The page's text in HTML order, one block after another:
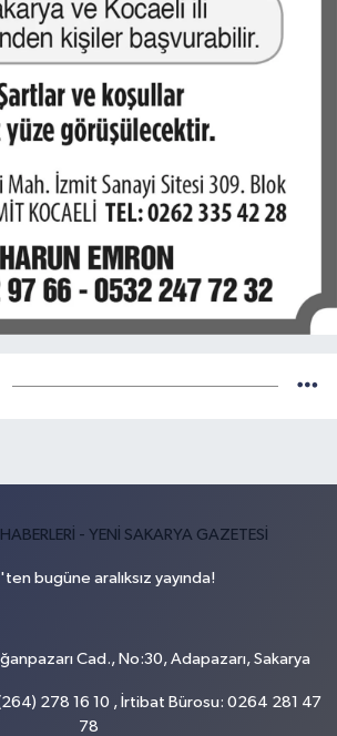
bugüne aralıksız yayında!
Cad., No:30, Adapazarı, Sakarya
278 16 10 , İrtibat Bürosu: 0264 281 47
78